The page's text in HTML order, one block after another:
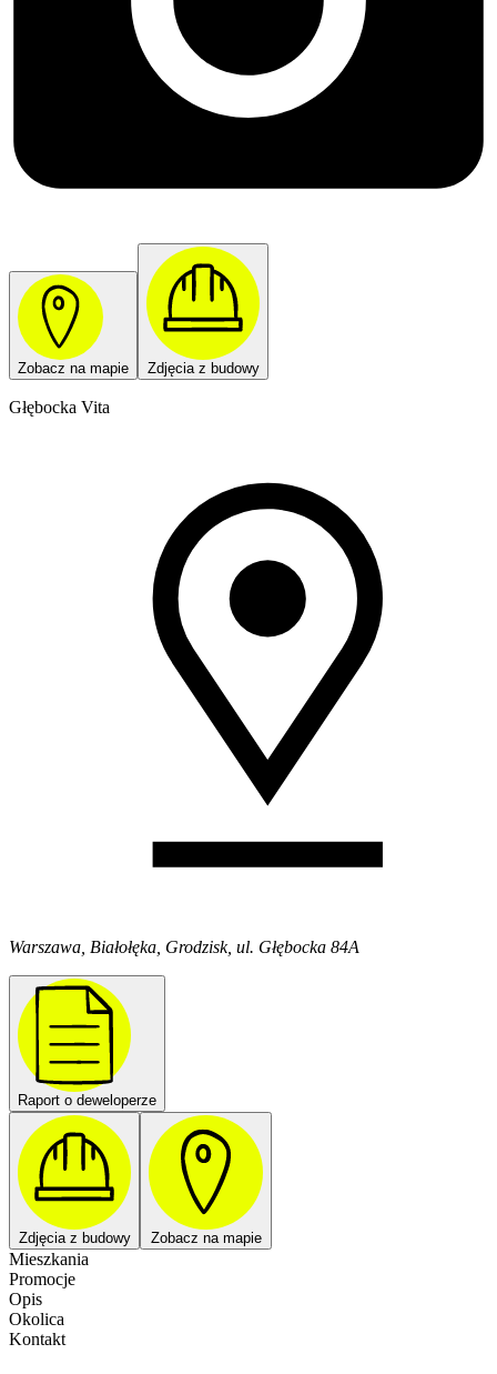
Zobacz na mapie Zdjęcia z budowy
Głębocka Vita
Warszawa, Białołęka, Grodzisk, ul. Głębocka 84A
Raport o deweloperze
Zdjęcia z budowy Zobacz na mapie
Mieszkania
Promocje
Opis
Okolica
Kontakt